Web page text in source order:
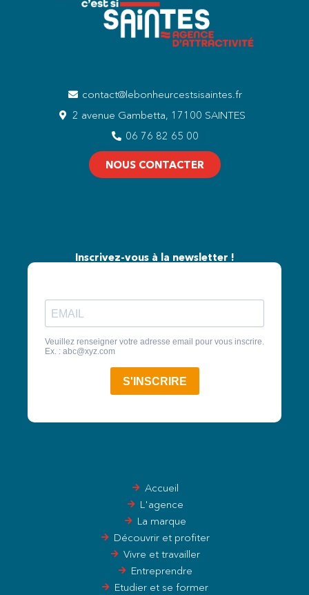
contact@lebonheurcestsisaintes.fr
2 avenue Gambetta, 17100 SAINTES
06 76 82 65 00
NOUS CONTACTER
Inscrivez-vous à la newsletter !
Accueil
L'agence
La marque
Découvrir et profiter
Vivre et travailler
Entreprendre
Etudier et se former